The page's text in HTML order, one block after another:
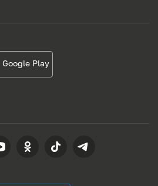
Google Play